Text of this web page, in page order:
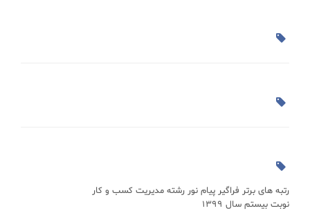
رتبه های برتر فراگیر پیام نور رشته مدیریت کسب و کار
نوبت بیستم سال 1399